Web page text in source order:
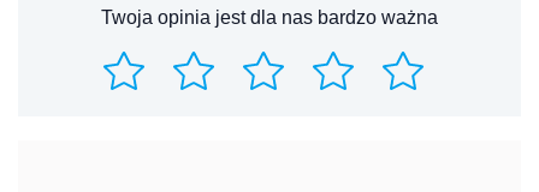
Twoja opinia jest dla nas bardzo ważna